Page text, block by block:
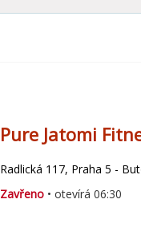
Pure Jatomi
Radlická 117, Praha 5 -
Zavřeno • otevírá 06:30